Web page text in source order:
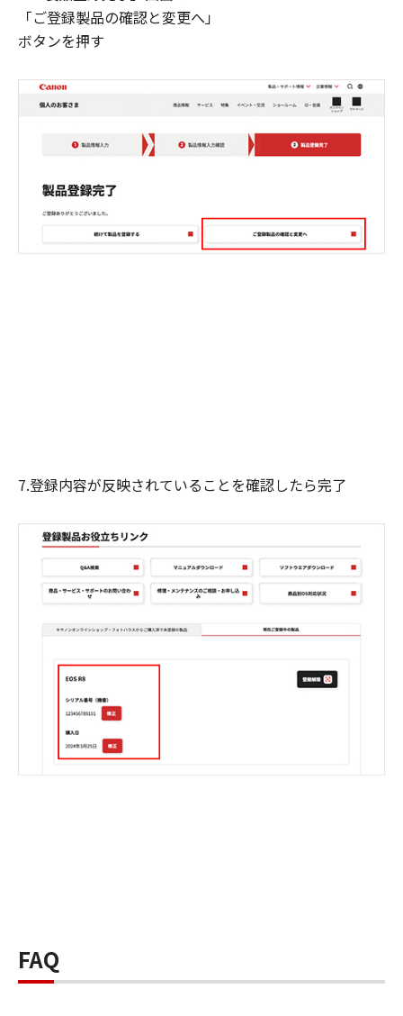
「ご登録製品の確認と変更へ」
ボタンを押す
7.登録内容が反映されていることを確認したら完了
FAQ